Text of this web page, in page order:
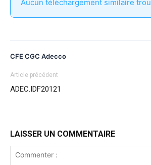
Aucun téléchargement similaire
CFE CGC Adecco
Article précédent
ADEC.IDF20121
LAISSER UN COMMENTAIRE